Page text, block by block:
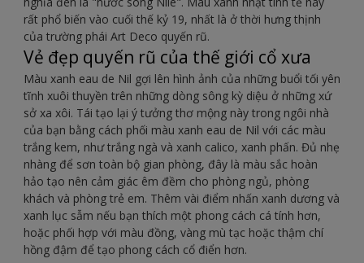
rất phổ biến vào cuối thế kỷ 19, nhất là ở thời hưng thịnh
của trường phái Art Deco quyến rũ.
Vẻ đẹp quyến rũ của thế giới cổ xưa
Màu xanh eau de Nil gợi lên hình ảnh của những buổi tối yên
tĩnh xuôi thuyền trên những dòng sông kỳ diệu ở những xứ
sở xa xôi. Tái tạo lại ý tưởng thơ mộng này trong ngôi nhà
của bạn bằng cách phối màu xanh eau de Nil với các màu
trắng kem, như trắng ngà và xanh calico, xanh phấn. Đủ nhẹ
nhàng để sơn toàn bộ gian phòng, đây là màu sắc hoàn
hảo tạo nên cảm giác êm đềm cho phòng ngủ, phòng
khách và phòng trẻ em. Thêm vài điểm nhấn xanh dương và
xanh lục sẫm nếu bạn thích một phong cách cá tính hơn,
hoặc phối hợp với màu đồng, vàng mù tạc hoặc thậm chí
hồng đậm để tạo phong cách cổ điển hơn.